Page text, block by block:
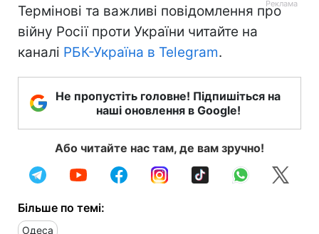
Термінові та важливі повідомлення про
війну Росії проти України читайте на
каналі РБК-Україна в Telegram.
Не пропустіть головне! Підпишіться на
наші оновлення в Google!
Або читайте нас там, де вам зручно!
Більше по темі:
Одеса